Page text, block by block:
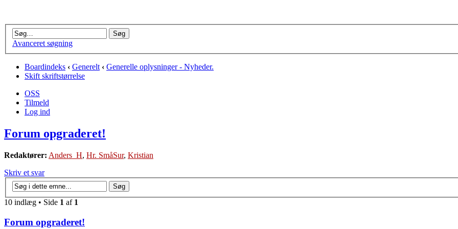
Avanceret søgning
Boardindeks ‹ Generelt ‹ Generelle oplysninger - Nyheder.
Skift skriftstørrelse
OSS
Tilmeld
Log ind
Forum opgraderet!
Redaktører: Anders_H, Hr. SmåSur, Kristian
Skriv et svar
10 indlæg • Side 1 af 1
Forum opgraderet!